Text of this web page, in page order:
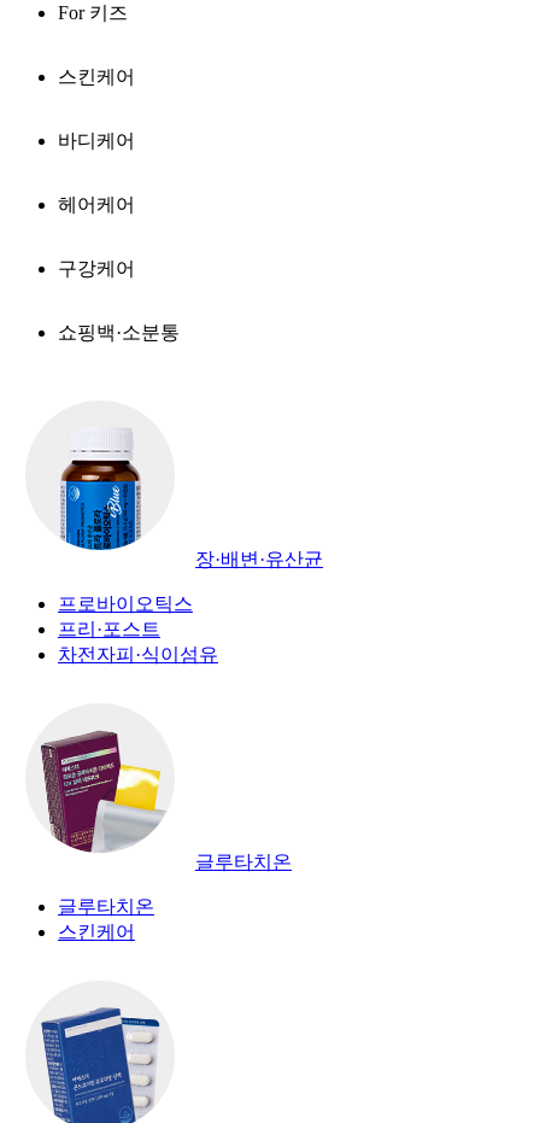
For 키즈
스킨케어
바디케어
헤어케어
구강케어
쇼핑백·소분통
장·배변·유산균
프로바이오틱스
프리·포스트
차전자피·식이섬유
글루타치온
글루타치온
스킨케어